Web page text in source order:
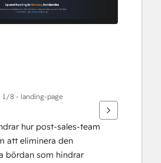
1/8 - landing-page
hur post-sales-team
att eliminera den
bördan som hindrar